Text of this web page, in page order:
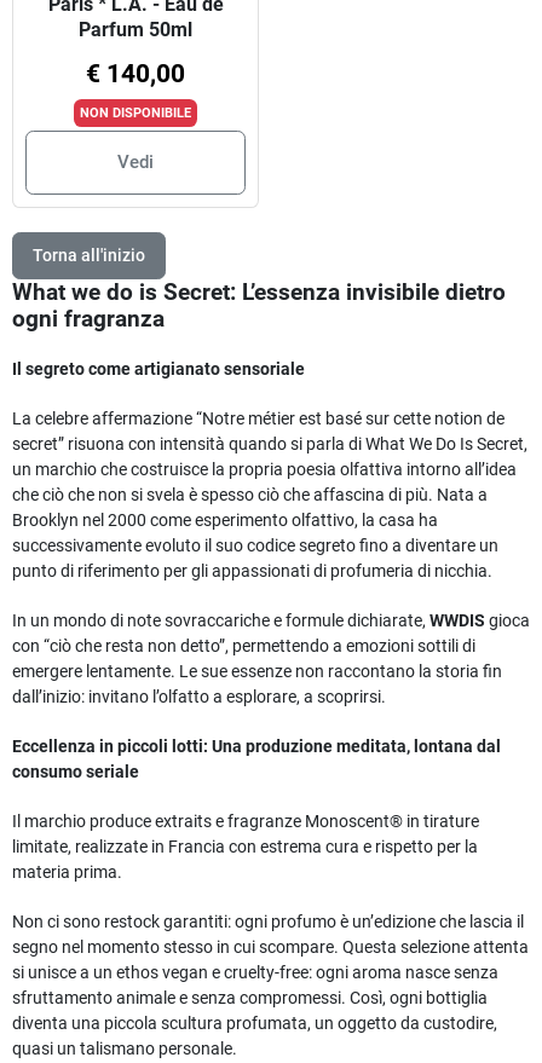
Parfum 50ml
€ 140,00
NON DISPONIBILE
Vedi
Torna all'inizio
What we do is Secret: L’essenza invisibile dietro
ogni fragranza
Il segreto come artigianato sensoriale
La celebre affermazione “Notre métier est basé sur cette notion de
secret” risuona con intensità quando si parla di What We Do Is Secret,
un marchio che costruisce la propria poesia olfattiva intorno all’idea
che ciò che non si svela è spesso ciò che affascina di più. Nata a
Brooklyn nel 2000 come esperimento olfattivo, la casa ha
successivamente evoluto il suo codice segreto fino a diventare un
punto di riferimento per gli appassionati di profumeria di nicchia.
In un mondo di note sovraccariche e formule dichiarate, WWDIS gioca
con “ciò che resta non detto”, permettendo a emozioni sottili di
emergere lentamente. Le sue essenze non raccontano la storia fin
dall’inizio: invitano l’olfatto a esplorare, a scoprirsi.
Eccellenza in piccoli lotti: Una produzione meditata, lontana dal
consumo seriale
Il marchio produce extraits e fragranze Monoscent® in tirature
limitate, realizzate in Francia con estrema cura e rispetto per la
materia prima.
Non ci sono restock garantiti: ogni profumo è un’edizione che lascia il
segno nel momento stesso in cui scompare. Questa selezione attenta
si unisce a un ethos vegan e cruelty-free: ogni aroma nasce senza
sfruttamento animale e senza compromessi. Così, ogni bottiglia
diventa una piccola scultura profumata, un oggetto da custodire,
quasi un talismano personale.